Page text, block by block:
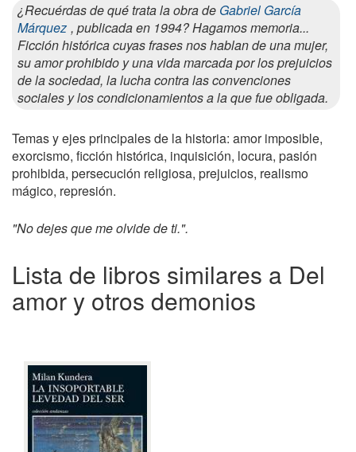
¿Recuérdas de qué trata la obra de Gabriel García
Márquez , publicada en 1994? Hagamos memoria...
Ficción histórica cuyas frases nos hablan de una mujer,
su amor prohibido y una vida marcada por los prejuicios
de la sociedad, la lucha contra las convenciones
sociales y los condicionamientos a la que fue obligada.
Temas y ejes principales de la historia: amor imposible,
exorcismo, ficción histórica, inquisición, locura, pasión
prohibida, persecución religiosa, prejuicios, realismo
mágico, represión.
"No dejes que me olvide de ti.".
Lista de libros similares a Del
amor y otros demonios